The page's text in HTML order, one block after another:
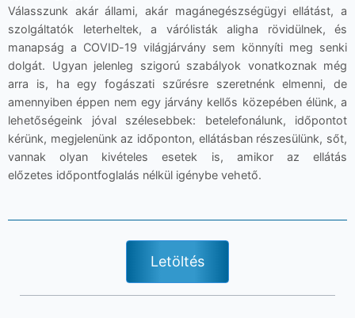
Válasszunk akár állami, akár magánegészségügyiellátást, a
szolgáltatók leterheltek, a várólisták aligha rövidülnek, és
manapság a COVID-19 világjárvány sem könnyíti meg senki
dolgát. Ugyan jelenleg szigorú szabályok vonatkoznak még
arra is, ha egy fogászati szűrésre szeretnénk elmenni, de
amennyiben éppen nem egy járvány kellős közepében élünk, a
lehetőségeink jóval szélesebbek: betelefonálunk, időpontot
kérünk, megjelenünkaz időponton, ellátásban részesülünk, sőt,
vannak olyan kivételes esetek is, amikor az ellátás
előzetes időpontfoglalás nélkül igénybe vehető.
Letöltés